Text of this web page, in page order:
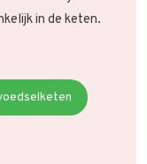
in de keten.